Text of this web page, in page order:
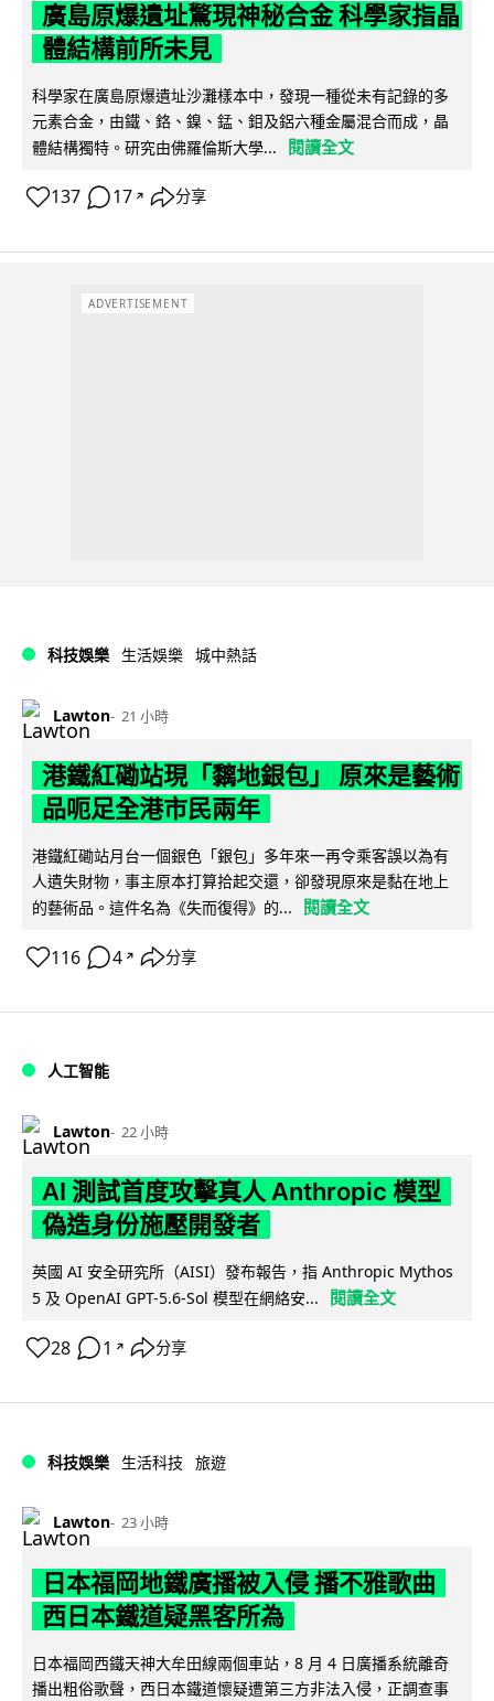
廣島原爆遺址驚現神秘合金 科學家指晶
體結構前所未見
科學家在廣島原爆遺址沙灘樣本中，發現一種從未有記錄的多
元素合金，由鐵、鉻、鎳、錳、鉬及鋁六種金屬混合而成，晶
體結構獨特。研究由佛羅倫斯大學...
閱讀全文
137 17 ↗ 分享
ADVERTISEMENT
科技娛樂 生活娛樂 城中熱話
Lawton 21 小時
港鐵紅磡站現「黐地銀包」 原來是藝術
品呃足全港市民兩年
港鐵紅磡站月台一個銀色「銀包」多年來一再令乘客誤以為有
人遺失財物，事主原本打算拾起交還，卻發現原來是黏在地上
的藝術品。這件名為《失而復得》的...
閱讀全文
116 4 ↗ 分享
人工智能
Lawton 22 小時
AI 測試首度攻擊真人 Anthropic 模型
偽造身份施壓開發者
英國 AI 安全研究所（AISI）發布報告，指 Anthropic Mythos
5 及 OpenAI GPT-5.6-Sol 模型在網絡安...
閱讀全文
28 1 ↗ 分享
科技娛樂 生活科技 旅遊
Lawton 23 小時
日本福岡地鐵廣播被入侵 播不雅歌曲
西日本鐵道疑黑客所為
日本福岡西鐵天神大牟田線兩個車站，8 月 4 日廣播系統離奇
播出粗俗歌聲，西日本鐵道懷疑遭第三方非法入侵，正調查事